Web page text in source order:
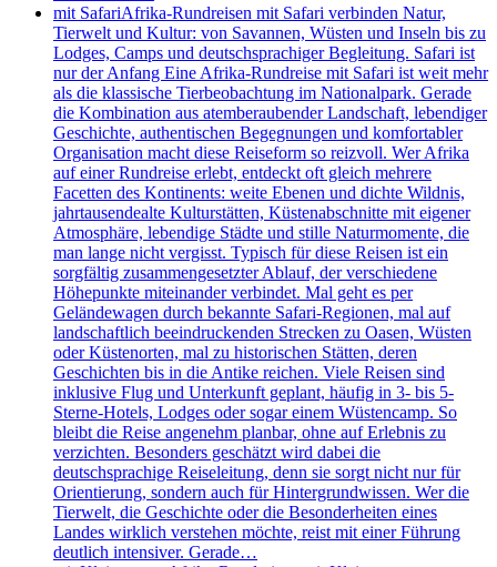
mit SafariAfrika-Rundreisen mit Safari verbinden Natur,
Tierwelt und Kultur: von Savannen, Wüsten und Inseln bis zu
Lodges, Camps und deutschsprachiger Begleitung. Safari ist
nur der Anfang Eine Afrika-Rundreise mit Safari ist weit mehr
als die klassische Tierbeobachtung im Nationalpark. Gerade
die Kombination aus atemberaubender Landschaft, lebendiger
Geschichte, authentischen Begegnungen und komfortabler
Organisation macht diese Reiseform so reizvoll. Wer Afrika
auf einer Rundreise erlebt, entdeckt oft gleich mehrere
Facetten des Kontinents: weite Ebenen und dichte Wildnis,
jahrtausendealte Kulturstätten, Küstenabschnitte mit eigener
Atmosphäre, lebendige Städte und stille Naturmomente, die
man lange nicht vergisst. Typisch für diese Reisen ist ein
sorgfältig zusammengesetzter Ablauf, der verschiedene
Höhepunkte miteinander verbindet. Mal geht es per
Geländewagen durch bekannte Safari-Regionen, mal auf
landschaftlich beeindruckenden Strecken zu Oasen, Wüsten
oder Küstenorten, mal zu historischen Stätten, deren
Geschichten bis in die Antike reichen. Viele Reisen sind
inklusive Flug und Unterkunft geplant, häufig in 3- bis 5-
Sterne-Hotels, Lodges oder sogar einem Wüstencamp. So
bleibt die Reise angenehm planbar, ohne auf Erlebnis zu
verzichten. Besonders geschätzt wird dabei die
deutschsprachige Reiseleitung, denn sie sorgt nicht nur für
Orientierung, sondern auch für Hintergrundwissen. Wer die
Tierwelt, die Geschichte oder die Besonderheiten eines
Landes wirklich verstehen möchte, reist mit einer Führung
deutlich intensiver. Gerade…